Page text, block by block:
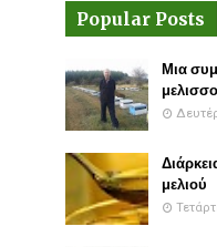
Popular Posts
Μια
μελιού